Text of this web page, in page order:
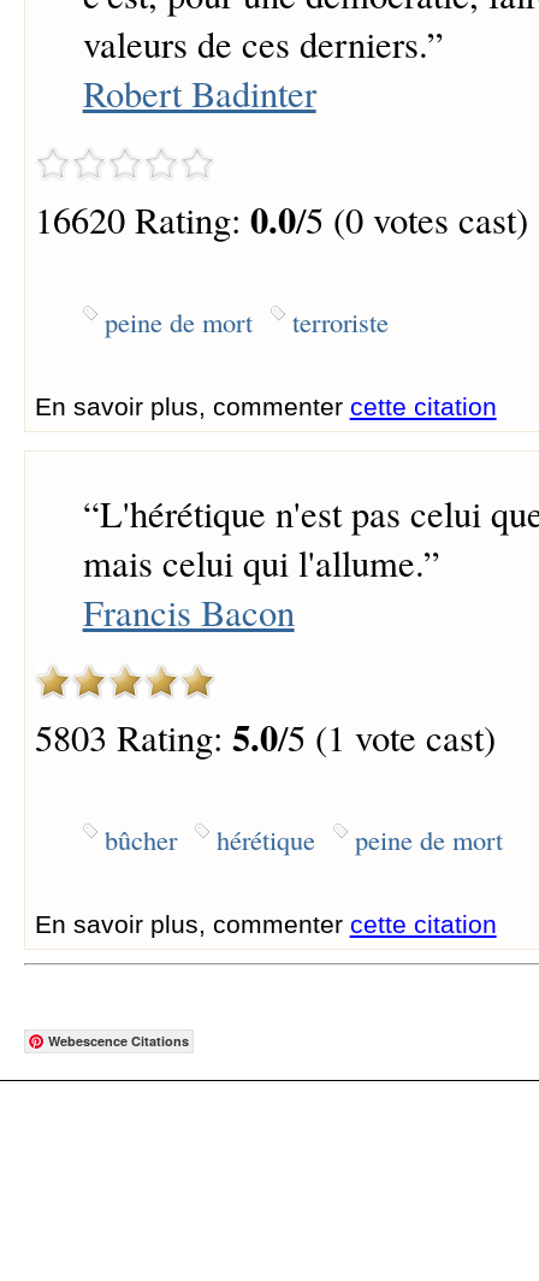
valeurs de ces derniers.”
Robert Badinter
16620 Rating: 0.0/5 (0 votes cast)
peine de mort terroriste
En savoir plus, commenter cette citation
“L'hérétique n'est pas celui
mais celui qui l'allume.”
Francis Bacon
5803 Rating: 5.0/5 (1 vote cast)
bûcher hérétique peine de mort
En savoir plus, commenter cette citation
Webescence Citations